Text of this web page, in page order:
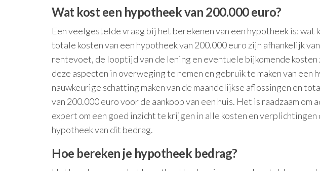
Wat kost een hypotheek van 200.000 euro?
Een veelgestelde vraag bij het berekenen van een hypotheek is: wat
totale kosten van een hypotheek van 200.000 euro zijn afhankelijk
rentevoet, de looptijd van de lening en eventuele bijkomende
deze aspecten in overweging te nemen en gebruik te maken van een
nauwkeurige schatting maken van de maandelijkse aflossingen en
van 200.000 euro voor de aankoop van een huis. Het is raadzaam om
expert om een goed inzicht te krijgen in alle kosten en verplichtingen
hypotheek van dit bedrag.
Hoe bereken je hypotheek bedrag?